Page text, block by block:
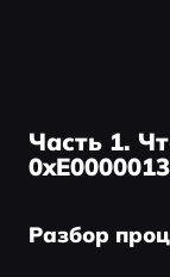
Часть 1.
Разбор